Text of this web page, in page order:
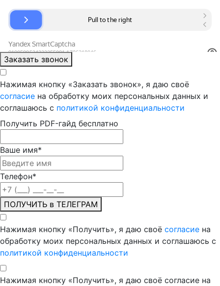
Заказать звонок
Нажимая кнопку «Заказать звонок», я даю своё
согласие на обработку моих персональных данных и
соглашаюсь с политикой конфиденциальности
Получить PDF-гайд бесплатно
Ваше имя*
Телефон*
ПОЛУЧИТЬ в ТЕЛЕГРАМ
Нажимая кнопку «Получить», я даю своё согласие на
обработку моих персональных данных и соглашаюсь с
политикой конфиденциальности
Нажимая кнопку «Получить», я даю своё согласие на